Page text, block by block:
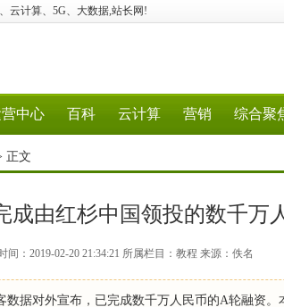
云计算、5G、大数据,站长网!
中心 百科 云计算 营销 综合聚
正文
成由红杉中国领投的数千万
间：2019-02-20 21:34:21 所属栏目：教程 来源：佚名
数据对外宣布，已完成数千万人民币的A轮融资